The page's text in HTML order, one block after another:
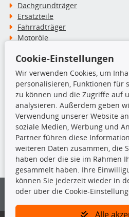
Dachgrundträger
Ersatzteile
Fahrradträger
Motoröle
Schneeketten
TecDoc Inside
Die hier angezeigten Daten insbesondere
nicht kopiert werden.
Es ist zu unterlassen, die Daten oder die
vorherige Zustimmung von TecDoc zu
und/oder diese Handlungen durch Dritte
Cookie-Einstellungen
Wir verwenden Cookies, um
personalisieren, Funktionen für
zu können und die Zugriffe auf
analysieren. Außerdem geben
Verwendung unserer Website
soziale Medien, Werbung und
Partner führen diese
weiteren Daten zusammen, die
haben oder die sie im Rahmen
gesammelt haben. Ihre
können Sie jederzeit wieder in
oder über die Cookie-
Alle